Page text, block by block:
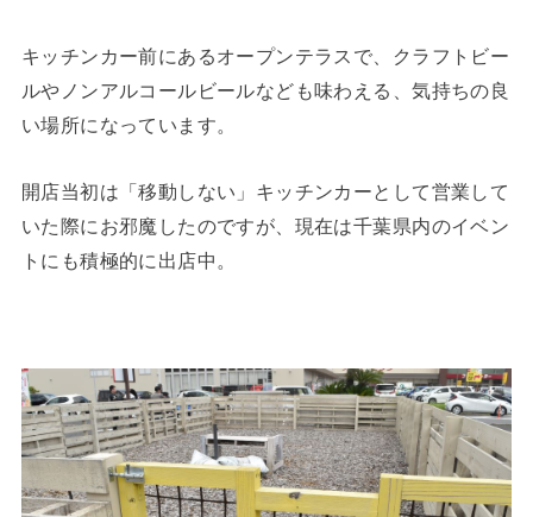
キッチンカー前にあるオープンテラスで、クラフトビー
ルやノンアルコールビールなども味わえる、気持ちの良
い場所になっています。
開店当初は「移動しない」キッチンカーとして営業して
いた際にお邪魔したのですが、現在は千葉県内のイベン
トにも積極的に出店中。